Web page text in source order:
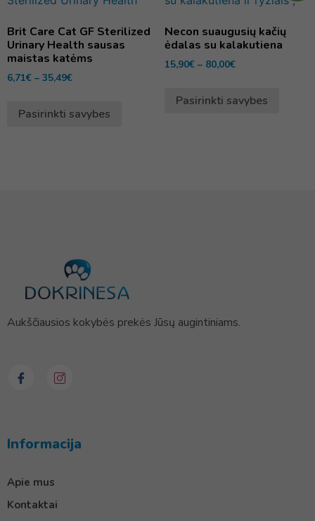
Brit Care Cat GF Sterilized
Urinary Health sausas
maistas katėms
6,71€ – 35,49€
Pasirinkti savybes
Necon suaugusių kačių
ėdalas su kalakutiena
15,90€ – 80,00€
Pasirinkti savybes
Aukščiausios kokybės prekės Jūsų augintiniams.
Informacija
Apie mus
Kontaktai